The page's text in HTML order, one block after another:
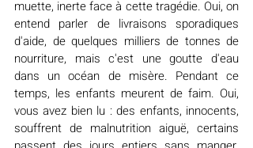
muette, inerte face à cette tragédie. Oui, on
entend parler de livraisons sporadiques
d'aide, de quelques milliers de tonnes de
nourriture, mais c'est une goutte d'eau
dans un océan de misère. Pendant ce
temps, les enfants meurent de faim. Oui,
vous avez bien lu : des enfants, innocents,
souffrent de malnutrition aiguë, certains